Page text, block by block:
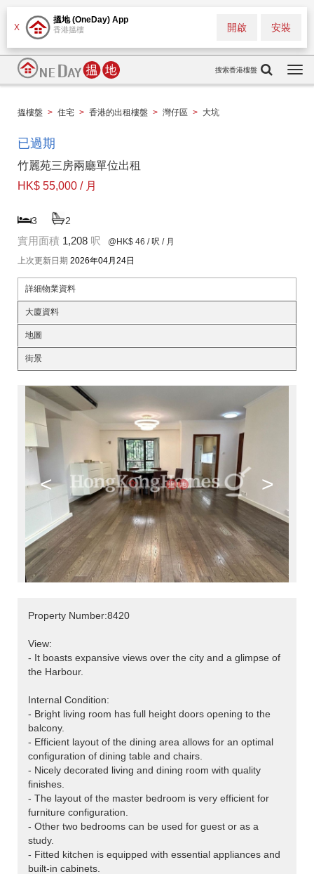
X
搵地 (OneDay) App
香港搵樓 安裝
開啟
搜索香港樓盤
搵樓盤 > 住宅 > 香港的出租樓盤 > 灣仔區 > 大坑
已過期
竹麗苑三房兩廳單位出租
HK$ 55,000 / 月
3 2
實用面積 1,208 呎 @HK$ 46 / 呎 / 月
上次更新日期 2026年04月24日
詳細物業資料
大廈資料
地圖
街景
< >
Property Number:8420
View:
- It boasts expansive views over the city and a glimpse of
the Harbour.
Internal Condition:
- Bright living room has full height doors opening to the
balcony.
- Efficient layout of the dining area allows for an optimal
configuration of dining table and chairs.
- Nicely decorated living and dining room with quality
finishes.
- The layout of the master bedroom is very efficient for
furniture configuration.
- Other two bedrooms can be used for guest or as a
study.
- Fitted kitchen is equipped with essential appliances and
built-in cabinets.